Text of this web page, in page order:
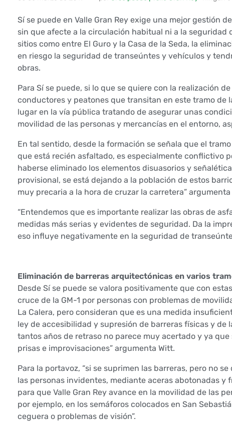
í
s
e
p
u
e
d
e
p
d
e
e
j
o
r
e
s
m
Sí se puede en Valle Gran Rey exige una mejor gestión
sin que afecte a la circulación habitual ni a la
sitios como entre El Guro y la Casa de la Seda, la
en riesgo la seguridad de transeúntes y vehículos y
obras.
Para Sí se puede, si lo que se quiere con la realización
conductores y peatones que transitan en este tramo de
lugar en la vía pública tratando de asegurar unas
movilidad de las personas y mercancías en el entorno,
En tal sentido, desde la formación se señala que el
que está recién asfaltado, es especialmente conflictivo
haberse eliminado los elementos disuasorios y
provisional, se está dejando a la población de estos
muy precaria a la hora de cruzar la carretera”
“Entendemos que es importante realizar las obras de
medidas más serias y evidentes de seguridad. Da la
eso influye negativamente en la seguridad de
Eliminación de barreras arquitectónicas en varios
Desde Sí se puede se valora positivamente que con
cruce de la GM-1 por personas con problemas de
La Calera, pero consideran que es una medida
ley de accesibilidad y supresión de barreras físicas y de
tantos años de retraso no parece muy acertado y ya
prisas e improvisaciones” argumenta Witt.
Para la portavoz, “si se suprimen las barreras, pero no
las personas invidentes, mediante aceras abotonadas
para que Valle Gran Rey avance en la movilidad de las
por ejemplo, en los semáforos colocados en San
ceguera o problemas de visión”.